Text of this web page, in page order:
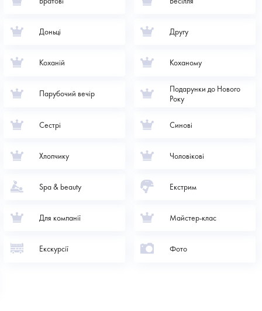
Доньці Другу
Коханій Коханому
Парубочий вечір
Подарунки до Нового
Року
Сестрі Синові
Хлопчику Чоловікові
Spa & beauty Екстрим
Для компанії Майстер-клас
Екскурсії Фото